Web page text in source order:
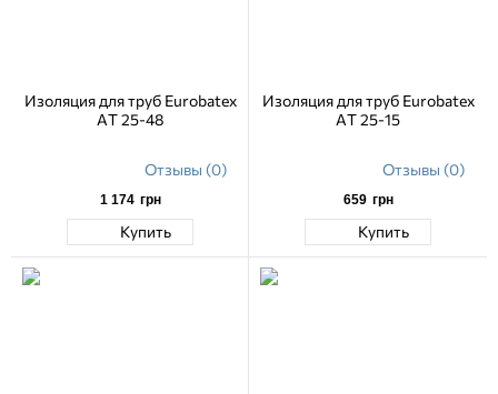
Изоляция для труб Eurobatex
AT 25-48
Отзывы (0)
1 174 грн
Купить
Изоляция для труб Eurobatex
AT 25-15
Отзывы (0)
659 грн
Купить